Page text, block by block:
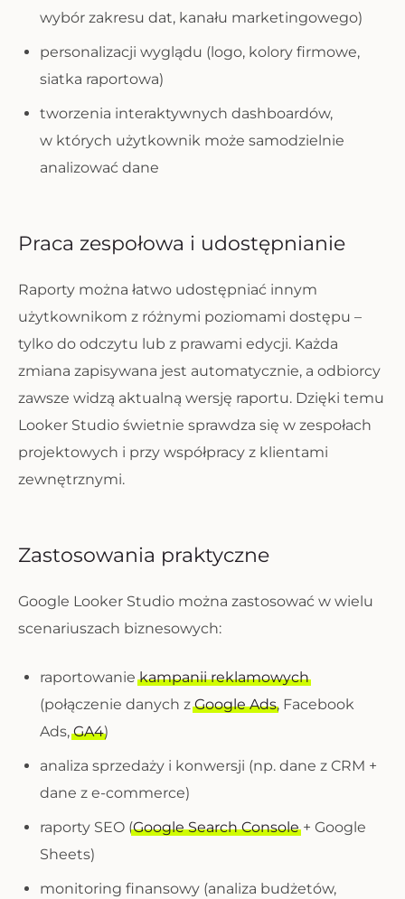
wybór zakresu dat, kanału marketingowego)
personalizacji wyglądu (logo, kolory firmowe,
siatka raportowa)
tworzenia interaktywnych dashboardów,
w których użytkownik może samodzielnie
analizować dane
Praca zespołowa i udostępnianie
Raporty można łatwo udostępniać innym
użytkownikom z różnymi poziomami dostępu –
tylko do odczytu lub z prawami edycji. Każda
zmiana zapisywana jest automatycznie, a odbiorcy
zawsze widzą aktualną wersję raportu. Dzięki temu
Looker Studio świetnie sprawdza się w zespołach
projektowych i przy współpracy z klientami
zewnętrznymi.
Zastosowania praktyczne
Google Looker Studio można zastosować w wielu
scenariuszach biznesowych:
raportowaniekampanii reklamowych
(połączenie danych zGoogle Ads, Facebook
Ads,GA4)
analiza sprzedaży i konwersji (np. dane z CRM +
dane z e-commerce)
raporty SEO (Google Search Console+ Google
Sheets)
monitoring finansowy (analiza budżetów,